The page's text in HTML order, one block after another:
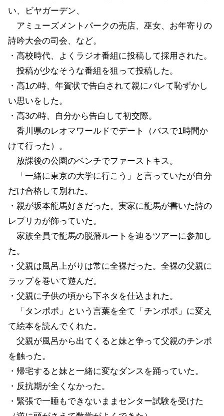
い、ビヤガーデン、
アミューズメントパークの売店、巫女、お年寄りの
詩吟大会の司会、など。
・高校時代、よくラジオ番組に投稿して採用された。
投稿が少なそうな番組を狙って投稿した。
・高1の時、年賀状で告白されて親にバレて恥ずかし
い思いをした。
・高3の時、自分から告白して初交際。
香川県のレオマワールドでデート（バスで1時間か
けて行った）。
放課後の公園のベンチでファーストキス。
「一緒に東京の大学に行こう」と言っていたが自分
だけ合格して別れた。
・親が坂本龍馬好きだった。実家に龍馬が書いた詩の
レプリカが飾っていた。
家族全員で龍馬の脱藩ルートを辿るツアーに参加し
た。
・父親は風呂上がりは常に全裸だった。全裸の父親に
ラップを巻いて遊んだ。
・父親に子供の頃から下ネタを仕込まれた。
「タンポポ」という言葉を全て「チンポポ」に変え
て絵本を読んでくれた。
父親が風呂から出てくると妹と争って父親のチンポ
を触った。
・帰宅すると妹と一緒に変なダンスを踊っていた。
・反抗期が全くなかった。
・緊張で一睡もできないままセンター試験を受けた